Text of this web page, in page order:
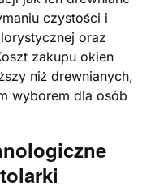
czystości i
oraz
zakupu okien
niż drewnianych,
wyborem dla osób